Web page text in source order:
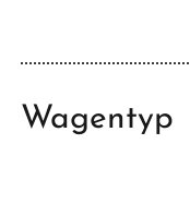
Wagentyp